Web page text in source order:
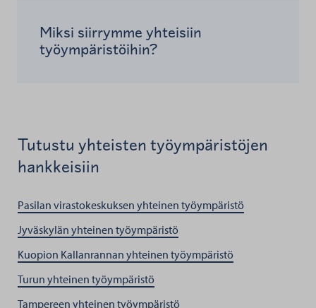
Miksi siirrymme yhteisiin
työympäristöihin?
Tutustu yhteisten työympäristöjen
hankkeisiin
Pasilan virastokeskuksen yhteinen työympäristö
Jyväskylän yhteinen työympäristö
Kuopion Kallanrannan yhteinen työympäristö
Turun yhteinen työympäristö
Tampereen yhteinen työympäristö